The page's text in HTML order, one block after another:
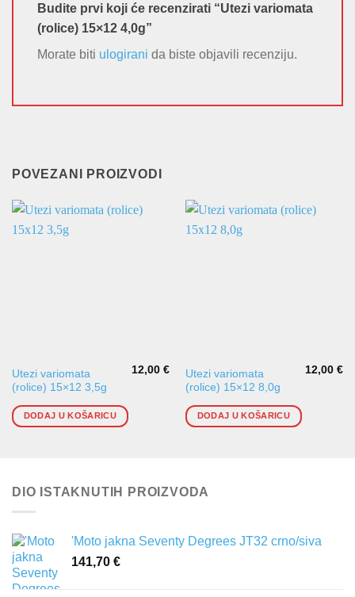
Budite prvi koji će recenzirati “Utezi variomata
(rolice) 15×12 4,0g”
Morate biti ulogirani da biste objavili recenziju.
POVEZANI PROIZVODI
Utezi variomata
(rolice) 15×12 3,5g
12,00€
DODAJ U KOŠARICU
Utezi variomata
(rolice) 15×12 8,0g
12,00€
DODAJ U KOŠARICU
DIO ISTAKNUTIH PROIZVODA
'Moto jakna Seventy Degrees JT32 crno/siva
141,70 €